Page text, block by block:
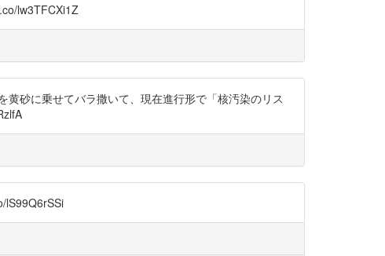
lw3TFCXi1Z
砂に乗せてバラ撒いて、現在進行形で「核汚染のリス
lS99Q6rSSi